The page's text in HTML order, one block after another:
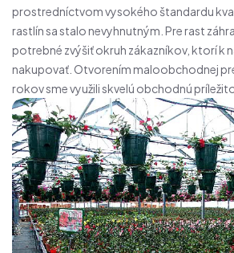
prostredníctvom vysokého štandardu
rastlín sa stalo nevyhnutným. Pre rast
potrebné zvýšiť okruh zákazníkov, ktorí k
nakupovať. Otvorením maloobchodnej
rokov sme využili skvelú obchodnú